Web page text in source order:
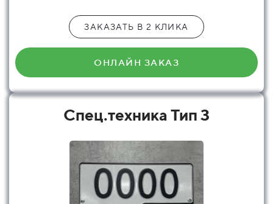
ЗАКАЗАТЬ В 2 КЛИКА
ОНЛАЙН ЗАКАЗ
Спец.техника Тип 3